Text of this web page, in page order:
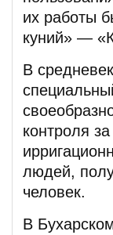
их работы
куний» —
В
контроля
людей,
человек.
В